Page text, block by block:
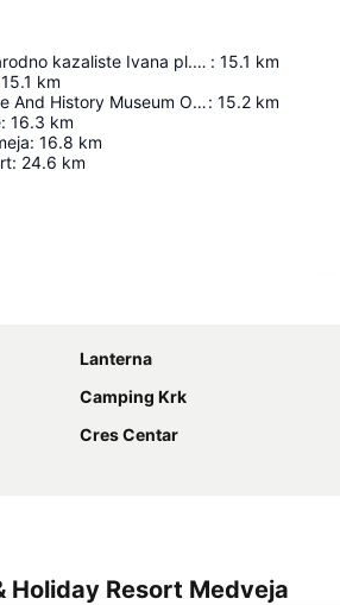
Hrvatsko narodno kazaliste Ivana pl. Zajca : 15.1 km
15.1 km
The Maritime And History Museum Of The Croatian Littoral: 15.2 km
: 16.3 km
: 16.8 km
: 24.6 km
Lanterna
Camping Krk
Cres Centar
Resort Medveja